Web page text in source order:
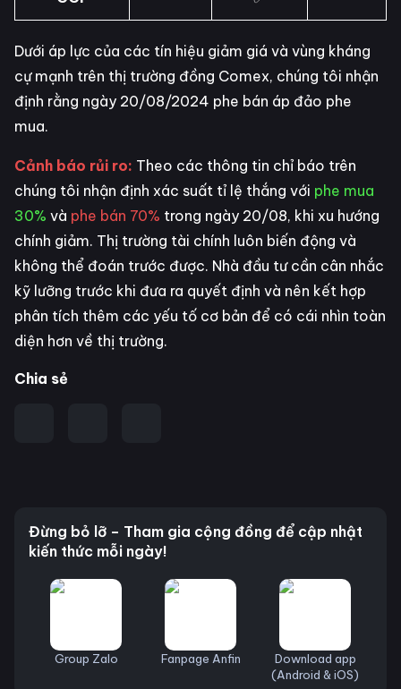
Dưới áp lực của các tín hiệu giảm giá và vùng kháng
cự mạnh trên thị trường đồng Comex, chúng tôi nhận
định rằng ngày 20/08/2024 phe bán áp đảo phe
mua.
Cảnh báo rủi ro: Theo các thông tin chỉ báo trên
chúng tôi nhận định xác suất tỉ lệ thắng với phe mua
30% và phe bán 70% trong ngày 20/08, khi xu hướng
chính giảm. Thị trường tài chính luôn biến động và
không thể đoán trước được. Nhà đầu tư cần cân nhắc
kỹ lưỡng trước khi đưa ra quyết định và nên kết hợp
phân tích thêm các yếu tố cơ bản để có cái nhìn toàn
diện hơn về thị trường.
Chia sẻ
Đừng bỏ lỡ – Tham gia cộng đồng để cập nhật
kiến thức mỗi ngày!
Group Zalo Fanpage Anfin
Download app
(Android & iOS)